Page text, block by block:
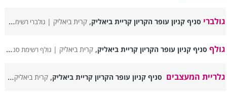
גולברי סניף קניון עופר הקריון קריית ביאליק,קרית ביאליק |גולברי רשימת סניפים
גולף סניף קניון עופר הקריון קריית ביאליק,קרית ביאליק |גולף רשימת סניפים
גלריית המעצבים סניף קניון עופר הקריון קריית ביאליק,קרית ביאליק |